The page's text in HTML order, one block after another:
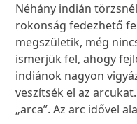
Néhány indián
rokonság fedezhető
megszületik, még
ismerjük fel, ahogy
indiánok nagyon
veszítsék el az
„arca”. Az arc idővel